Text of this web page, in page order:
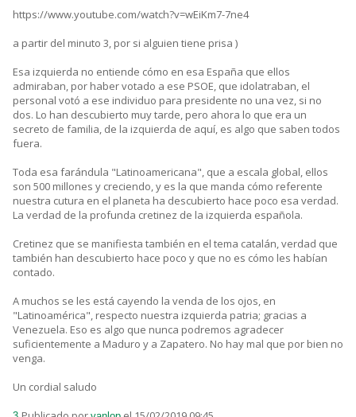
https://www.youtube.com/watch?v=wEiKm7-7ne4
a partir del minuto 3, por si alguien tiene prisa )
Esa izquierda no entiende cómo en esa España que ellos
admiraban, por haber votado a ese PSOE, que idolatraban, el
personal votó a ese individuo para presidente no una vez, si no
dos. Lo han descubierto muy tarde, pero ahora lo que era un
secreto de familia, de la izquierda de aquí, es algo que saben todos
fuera.
Toda esa farándula "Latinoamericana", que a escala global, ellos
son 500 millones y creciendo, y es la que manda cómo referente
nuestra cutura en el planeta ha descubierto hace poco esa verdad.
La verdad de la profunda cretinez de la izquierda española.
Cretinez que se manifiesta también en el tema catalán, verdad que
también han descubierto hace poco y que no es cómo les habían
contado.
A muchos se les está cayendo la venda de los ojos, en
"Latinoamérica", respecto nuestra izquierda patria; gracias a
Venezuela. Eso es algo que nunca podremos agradecer
suficientemente a Maduro y a Zapatero. No hay mal que por bien no
venga.
Un cordial saludo